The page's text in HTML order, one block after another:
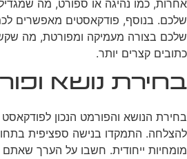
אחרות, כמו נהיגה או ספורט, מה
שלכם. בנוסף, פודקאסטים מאפשרים
שלכם בצורה מעמיקה ומפורטת, מה
כתובים קצרים יותר.
בחירת נושא
בחירת הנושא והפורמט הנכון
להצלחה. התמקדו בנישה ספציפית
מומחיות ייחודית. חשבו על הערך שאתם